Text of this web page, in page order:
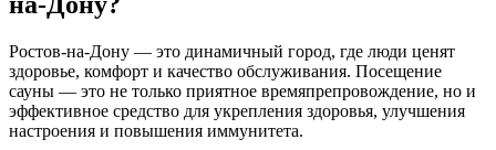
Ростов-на-Дону — это динамичный город, где люди ценят
здоровье, комфорт и качество обслуживания. Посещение
сауны — это не только приятное времяпрепровождение, но и
эффективное средство для укрепления здоровья, улучшения
настроения и повышения иммунитета.